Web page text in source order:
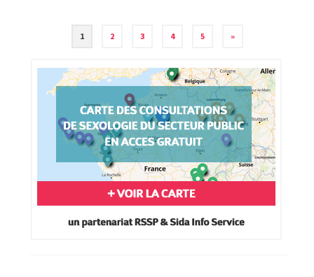
Navigation
articles
1 2 3 4 5 »